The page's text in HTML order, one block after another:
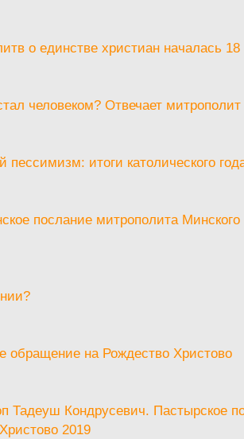
о единстве христиан началась 18
человеком? Отвечает
пессимизм: итоги католического
послание митрополита Минского
обращение на Рождество Христово
Тадеуш Кондрусевич. Пастырское
2019